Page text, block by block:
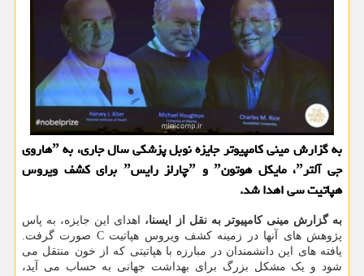
به گزارش مینی كامپیوتر جایزه نوبل پزشكی سال جاری، به ˮهاروی
جی آلترˮ، مایكل هوتونˮ و ˮچارلز رایسˮ برای كشف ویروس
هپاتیت سی اهدا شد.
به گزارش مینی کامپیوتر به نقل از ایسنا،
اهدای این جایزه، به پاس
پژوهش های آنها در زمینه کشف ویروس هپاتیت C صورت گرفت.
یافته های این دانشمندان در مبارزه با هپاتیتی که از خون منتقل می
شود و یک مشکل بزرگ برای بهداشت جهانی به حساب می آید،